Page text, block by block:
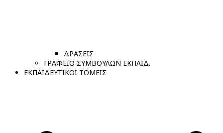
ΔΡΑΣΕΙΣ
ΓΡΑΦΕΙΟ ΣΥΜΒΟΥΛΩΝ ΕΚΠΑΙΔ.
ΕΚΠΑΙΔΕΥΤΙΚΟΙ ΤΟΜΕΙΣ